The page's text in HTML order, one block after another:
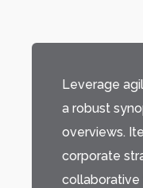
Leverage
a robust
overviews.
corporate
collaborative